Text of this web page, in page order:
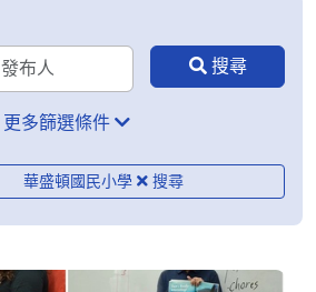
更多篩選條件
華盛頓國民小學